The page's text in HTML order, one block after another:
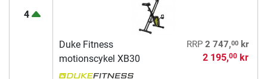
4
Duke Fitness
motionscykel XB30
RRP 2 747,00kr
2 195,00kr